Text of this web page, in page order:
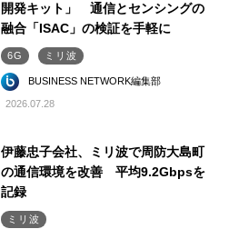
開発キット」 通信とセンシングの
融合「ISAC」の検証を手軽に
6G ミリ波
BUSINESS NETWORK編集部
2026.07.28
伊藤忠子会社、ミリ波で周防大島町
の通信環境を改善 平均9.2Gbpsを
記録
ミリ波